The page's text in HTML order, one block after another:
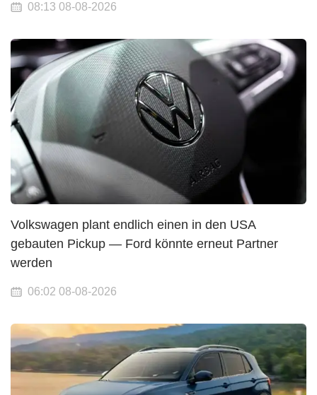
08:13 08-08-2026
Volkswagen plant endlich einen in den USA
gebauten Pickup — Ford könnte erneut Partner
werden
06:02 08-08-2026